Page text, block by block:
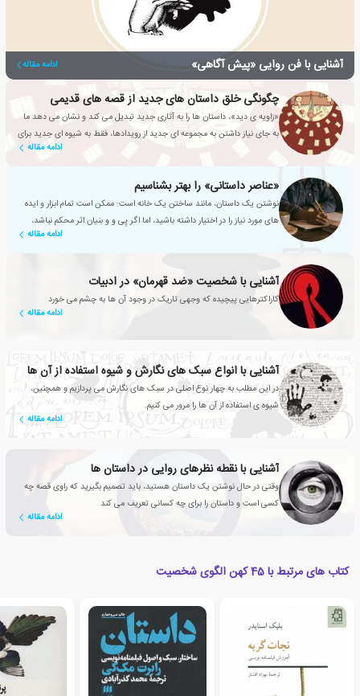
آشنایی با فن روایی «پیش آگاهی» ادامه مقاله
چگونگی خلق داستان های جدید از قصه های قدیمی
«زاویه ی دید»، داستان ها را به آثاری جدید تبدیل می کند و نشان می دهد ما
به جای نیاز داشتن به مجموعه ای جدید از رویدادها، فقط به شیوه ای جدید برای
ادامه مقاله
«عناصر داستانی» را بهتر بشناسیم
نوشتن یک داستان، مانند ساختن یک خانه است: ممکن است تمام ابزار و ایده
های مورد نیاز را در اختیار داشته باشید، اما اگر پِی و و بنیان اثر محکم نباشد،
ادامه مقاله
آشنایی با شخصیت «ضد قهرمان» در ادبیات
کاراکترهایی پیچیده که وجهی تاریک در وجود آن ها به چشم می خورد
ادامه مقاله
آشنایی با انواع سبک های نگارش و شیوه استفاده از آن ها
در این مطلب به چهار نوع اصلی در سبک های نگارش می پردازیم و همچنین،
شیوه ی استفاده از آن ها را مرور می کنیم.
ادامه مقاله
آشنایی با نقطه نظرهای روایی در داستان ها
وقتی در حال نوشتن یک داستان هستید، باید تصمیم بگیرید که راوی قصه چه
کسی است و داستان را برای چه کسانی تعریف می کند
ادامه مقاله
کتاب های مرتبط با 45 کهن الگوی شخصیت